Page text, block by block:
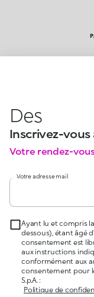
Des
Inscrivez-
Votre rendez-
Votre adresse mail
Ayant lu et compris
dessous), étant âgé
consentement est
aux instructions
conformément aux
consentement pour
S.p.A. :
Politique de